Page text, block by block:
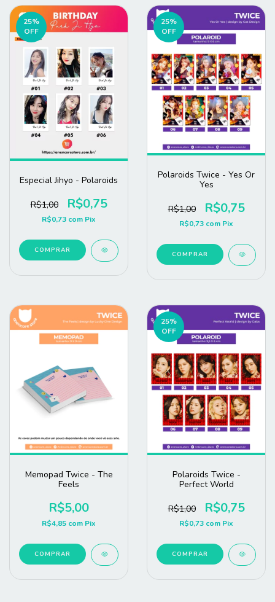
25%
OFF
Especial Jihyo - Polaroids
R$1,00 R$0,75
R$0,73 com Pix
COMPRAR
25%
OFF
Polaroids Twice - Yes Or
Yes
R$1,00 R$0,75
R$0,73 com Pix
COMPRAR
Memopad Twice - The
Feels
R$5,00
R$4,85 com Pix
COMPRAR
25%
OFF
Polaroids Twice -
Perfect World
R$1,00 R$0,75
R$0,73 com Pix
COMPRAR